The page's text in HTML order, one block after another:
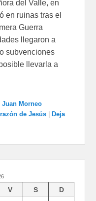
del Valle, en
en ruinas tras el
Guerra
llegaron a
subvenciones
llevarla a
Juan Morneo
de Jesús
Deja
V S
D